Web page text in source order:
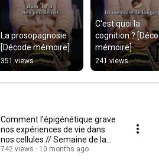
La prosopagnosie
[Décode mémoire]
351 views
C'est quoi la
cognition ?
mémoire]
241 views
Comment l’épigénétique grave
nos expériences de vie dans
nos cellules // Semaine de la
Mémoire 2025
742 views 10 months ago